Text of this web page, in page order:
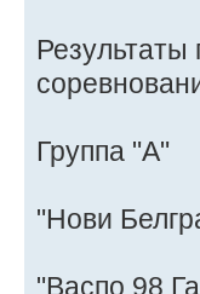
Результаты
Группа "А"
"Нови
"Васпо 98